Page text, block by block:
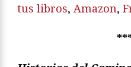
tus libros, Amazon,